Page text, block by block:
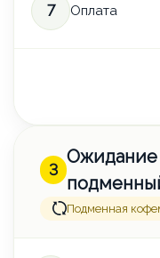
7 Оплата
3
Ожидание
Подменная